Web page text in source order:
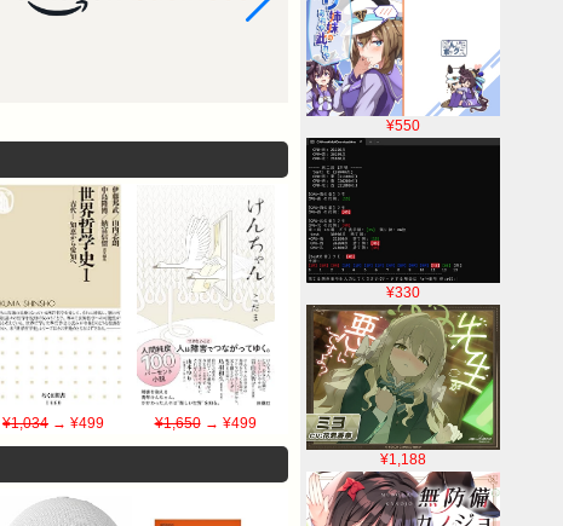
¥550
¥330
¥1,188
¥1,034 → ¥499 ¥1,650→ ¥499